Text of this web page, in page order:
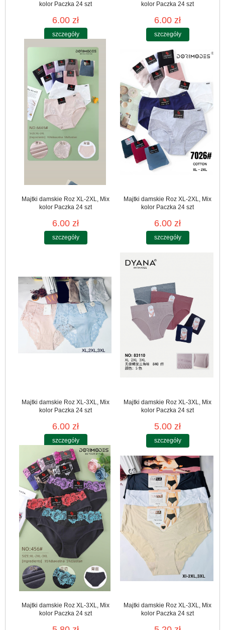
kolor Paczka 24 szt
6.00 zł
szczegóły
kolor Paczka 24 szt
6.00 zł
szczegóły
Majtki damskie Roz XL-2XL, Mix
kolor Paczka 24 szt
6.00 zł
szczegóły
Majtki damskie Roz XL-2XL, Mix
kolor Paczka 24 szt
6.00 zł
szczegóły
Majtki damskie Roz XL-3XL, Mix
kolor Paczka 24 szt
6.00 zł
szczegóły
Majtki damskie Roz XL-3XL, Mix
kolor Paczka 24 szt
5.00 zł
szczegóły
Majtki damskie Roz XL-3XL, Mix
kolor Paczka 24 szt
Majtki damskie Roz XL-3XL, Mix
kolor Paczka 24 szt